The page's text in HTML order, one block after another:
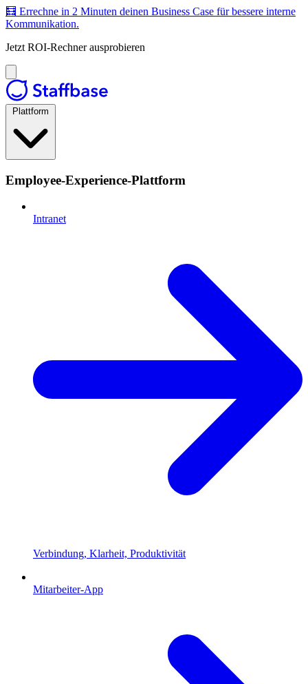
🧮 Errechne in 2 Minuten deinen Business Case für bessere interne
Kommunikation.
Jetzt ROI-Rechner ausprobieren
Plattform
Employee-Experience-Plattform
Intranet
Verbindung, Klarheit, Produktivität
Mitarbeiter-App